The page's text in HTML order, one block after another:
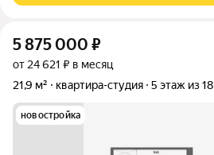
5 875 000 ₽
от 24 621 ₽ в месяц
21,9 м²
квартира-студия 5 этаж из 18
новостройка